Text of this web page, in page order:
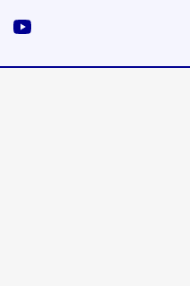
Instagram